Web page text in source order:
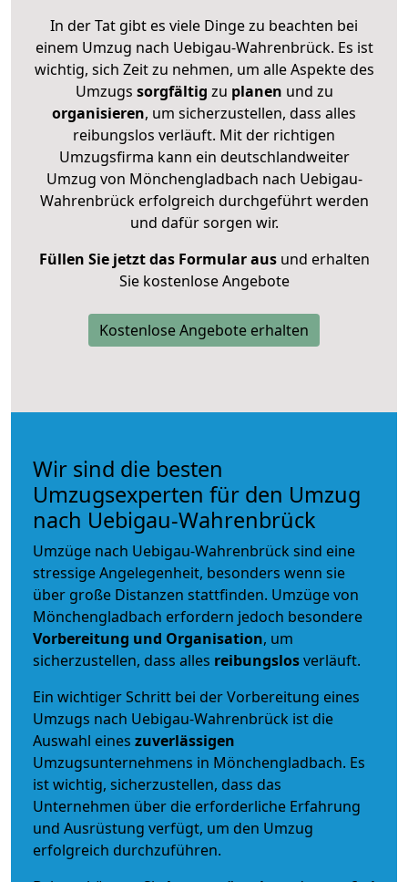
In der Tat gibt es viele Dinge zu beachten bei
einem Umzug nach Uebigau-Wahrenbrück. Es ist
wichtig, sich Zeit zu nehmen, um alle Aspekte des
Umzugs sorgfältig zu planen und zu
organisieren, um sicherzustellen, dass alles
reibungslos verläuft. Mit der richtigen
Umzugsfirma kann ein deutschlandweiter
Umzug von Mönchengladbach nach Uebigau-
Wahrenbrück erfolgreich durchgeführt werden
und dafür sorgen wir.
Füllen Sie jetzt das Formular ausund erhalten
Sie kostenlose Angebote
Kostenlose Angebote erhalten
Wir sind die besten
Umzugsexperten für den Umzug
nach Uebigau-Wahrenbrück
Umzüge nach Uebigau-Wahrenbrück sind eine
stressige Angelegenheit, besonders wenn sie
über große Distanzen stattfinden. Umzüge von
Mönchengladbach erfordern jedoch besondere
Vorbereitung und Organisation, um
sicherzustellen, dass alles reibungslosverläuft.
Ein wichtiger Schritt bei der Vorbereitung eines
Umzugs nach Uebigau-Wahrenbrück ist die
Auswahl eines zuverlässigen
Umzugsunternehmens in Mönchengladbach. Es
ist wichtig, sicherzustellen, dass das
Unternehmen über die erforderliche Erfahrung
und Ausrüstung verfügt, um den Umzug
erfolgreich durchzuführen.